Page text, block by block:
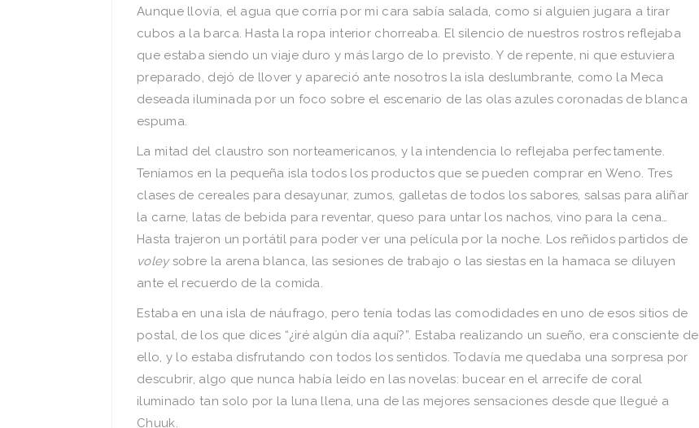
Aunque llovía, el agua que corría por mi cara sabía salada, como si alguien jugara a tirar
cubos a la barca. Hasta la ropa interior chorreaba. El silencio de nuestros rostros reflejaba
que estaba siendo un viaje duro y más largo de lo previsto. Y de repente, ni que estuviera
preparado, dejó de llover y apareció ante nosotros la isla deslumbrante, como la Meca
deseada iluminada por un foco sobre el escenario de las olas azules coronadas de blanca
espuma.
La mitad del claustro son norteamericanos, y la intendencia lo reflejaba perfectamente.
Teníamos en la pequeña isla todos los productos que se pueden comprar en Weno. Tres
clases de cereales para desayunar, zumos, galletas de todos los sabores, salsas para aliñar
la carne, latas de bebida para reventar, queso para untar los nachos, vino para la cena…
Hasta trajeron un portátil para poder ver una película por la noche. Los reñidos partidos de
voleysobre la arena blanca, las sesiones de trabajo o las siestas en la hamaca se diluyen
ante el recuerdo de la comida.
Estaba en una isla de náufrago, pero tenía todas las comodidades en uno de esos sitios de
postal, de los que dices “¿iré algún día aquí?”. Estaba realizando un sueño, era consciente de
ello, y lo estaba disfrutando con todos los sentidos. Todavía me quedaba una sorpresa por
descubrir, algo que nunca había leído en las novelas: bucear en el arrecife de coral
iluminado tan solo por la luna llena, una de las mejores sensaciones desde que llegué a
Chuuk.